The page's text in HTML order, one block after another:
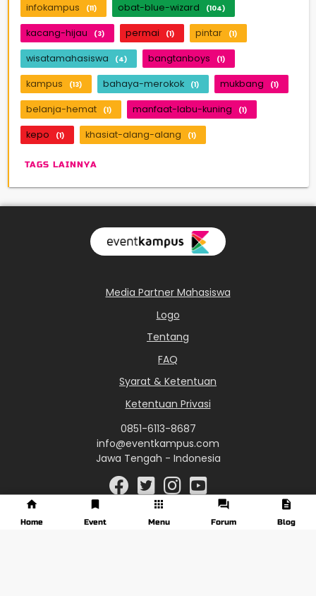
infokampus (11) obat-blue-wizard (104)
kacang-hijau (3) permai (1) pintar (1)
wisatamahasiswa (4) bangtanboys (1)
kampus (13) bahaya-merokok (1) mukbang (1)
belanja-hemat (1) manfaat-labu-kuning (1)
kepo (1) khasiat-alang-alang (1)
TAGS LAINNYA
Media Partner Mahasiswa
Logo
Tentang
FAQ
Syarat & Ketentuan
Ketentuan Privasi
0851-6113-8687
info@eventkampus.com
Jawa Tengah - Indonesia
Home Event Menu Forum Blog